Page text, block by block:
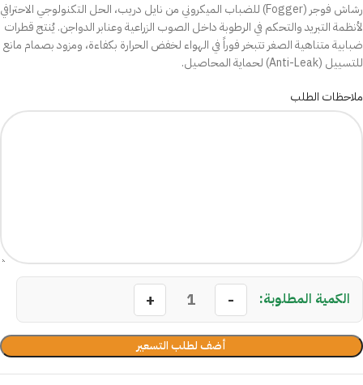
رشاش فوجر (Fogger) للضباب الميكروني من نايل دريب، الحل التكنولوجي الاحترافي
لأنظمة التبريد والتحكم في الرطوبة داخل الصوب الزراعية وعنابر الدواجن. يُنتج قطرات
ضبابية متناهية الصغر تتبخر فوراً في الهواء لخفض الحرارة بكفاءة، ومزود بصمام مانع
للتسييل (Anti-Leak) لحماية المحاصيل.
ملاحظات الطلب
أضف لطلب التسعير